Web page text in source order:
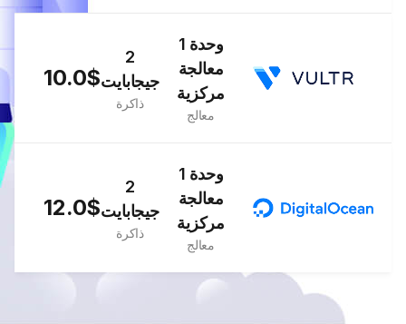
10.0$
2
جيجابايت
ذاكرة
1 وحدة
معالجة
مركزية
معالج
12.0$
2
جيجابايت
ذاكرة
1 وحدة
معالجة
مركزية
معالج